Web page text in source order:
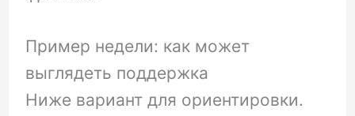
Пример недели: как может
выглядеть поддержка
Ниже вариант для ориентировки.